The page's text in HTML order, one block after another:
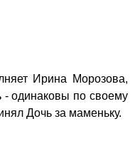
Ирина Морозова,
одинаковы по своему
Дочь за маменьку.